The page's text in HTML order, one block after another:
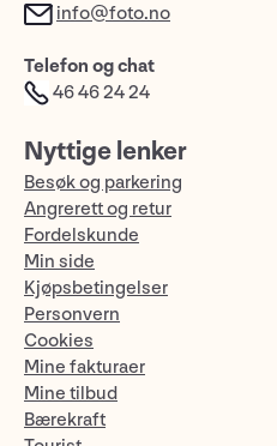
info@foto.no
Telefon og chat
46 46 24 24
Nyttige lenker
Besøk og parkering
Angrerett og retur
Fordelskunde
Min side
Kjøpsbetingelser
Personvern
Cookies
Mine fakturaer
Mine tilbud
Bærekraft